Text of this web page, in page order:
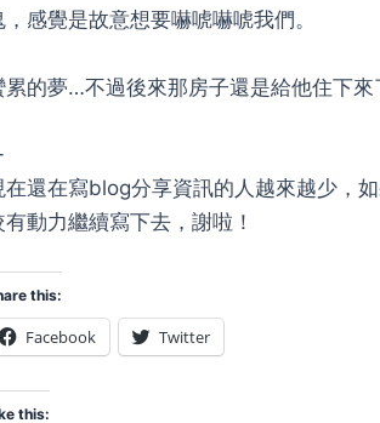
，感覺是故意想要嚇唬嚇唬我們。
累的夢…不過後來那房子還是給他住下來
在還在寫blog分享資訊的人越來越少，
有動力繼續寫下去，謝啦！
this:
Facebook Twitter
this: